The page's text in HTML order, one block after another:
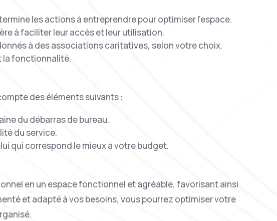
les actions à entreprendre pour optimiser l’espace.
à faciliter leur accès et leur utilisation.
à des associations caritatives, selon votre choix.
la fonctionnalité.
des éléments suivants :
du débarras de bureau.
du service.
qui correspond le mieux à votre budget.
en un espace fonctionnel et agréable, favorisant ainsi
et adapté à vos besoins, vous pourrez optimiser votre